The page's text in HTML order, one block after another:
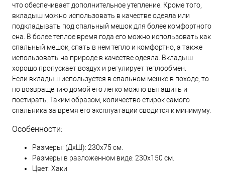
что обеспечивает дополнительное утепление. Кроме того,
вкладыш можно использовать в качестве одеяла или
подкладывать под спальный мешок для более комфортного
сна. В более теплое время года его можно использовать как
спальный мешок, спать в нем тепло и комфортно, а также
использовать на природе в качестве одеяла. Вкладыш
хорошо пропускает воздух и регулирует теплообмен.
Если вкладыш используется в спальном мешке в походе, то
по возвращению домой его легко можно вытащить и
постирать. Таким образом, количество стирок самого
спальника за время его эксплуатации сводится к минимуму.
Особенности:
Размеры: (ДхШ): 230х75 см.
Размеры в разложенном виде: 230х150 см.
Цвет: Хаки